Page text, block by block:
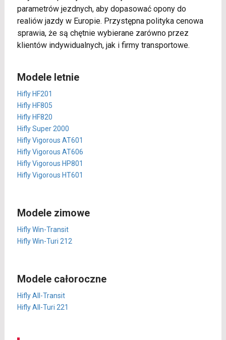
parametrów jezdnych, aby dopasować opony do
realiów jazdy w Europie. Przystępna polityka cenowa
sprawia, że są chętnie wybierane zarówno przez
klientów indywidualnych, jak i firmy transportowe.
Modele letnie
Hifly HF201
Hifly HF805
Hifly HF820
Hifly Super 2000
Hifly Vigorous AT601
Hifly Vigorous AT606
Hifly Vigorous HP801
Hifly Vigorous HT601
Modele zimowe
Hifly Win-Transit
Hifly Win-Turi 212
Modele całoroczne
Hifly All-Transit
Hifly All-Turi 221